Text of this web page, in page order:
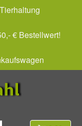
€ Bestellwert!